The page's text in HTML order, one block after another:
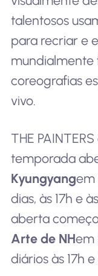
talentosos
para recriar e
mundialmente
coreografias
vivo.
THE
temporada
Kyungyangem
dias, às 17h e
aberta
Arte de NHem
diários às 17h e